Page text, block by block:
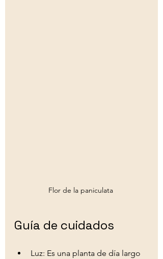
Flor de la paniculata
Guía de cuidados
Luz: Es una planta de día largo